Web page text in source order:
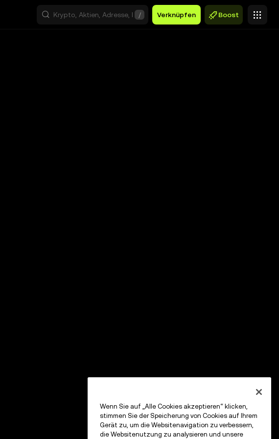
/ Verknüpfen Boost
Wenn Sie auf „Alle Cookies akzeptieren“ klicken,
stimmen Sie der Speicherung von Cookies auf Ihrem
Gerät zu, um die Websitenavigation zu verbessern,
die Websitenutzung zu analysieren und unsere